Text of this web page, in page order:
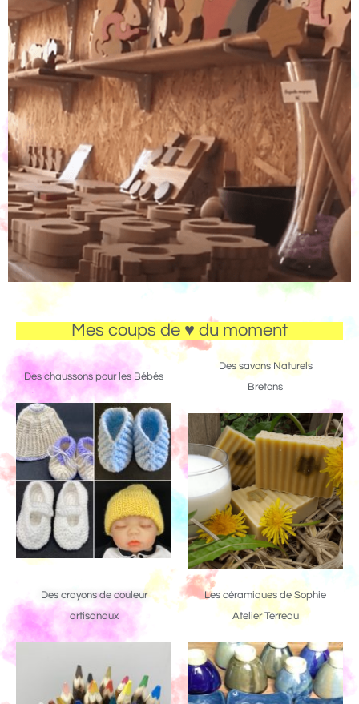
Mes coups de ♥ du moment
Des chaussons pour les Bébés
Des savons Naturels
Bretons
Des crayons de couleur
artisanaux
Les céramiques de Sophie
Atelier Terreau